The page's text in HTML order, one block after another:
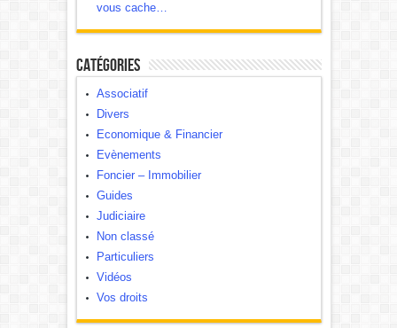
vous cache…
Catégories
Associatif
Divers
Economique & Financier
Evènements
Foncier – Immobilier
Guides
Judiciaire
Non classé
Particuliers
Vidéos
Vos droits